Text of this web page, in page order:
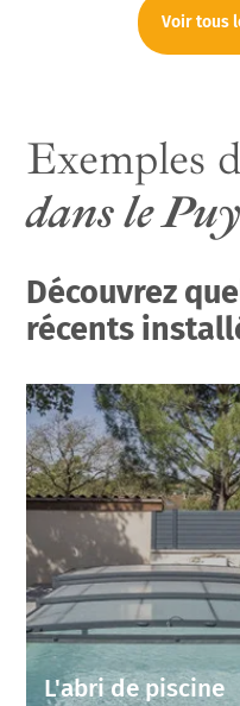
Voir tous
Exemples
dans le
Découvrez
récents
L'abri de piscine